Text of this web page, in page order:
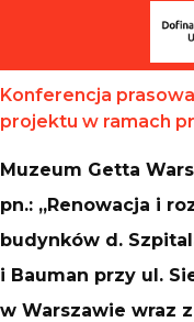
Konferencja
projektu w ramach
Muzeum Getta
pn.: „Renowacja i
budynków d.
i Bauman przy ul.
w Warszawie wraz